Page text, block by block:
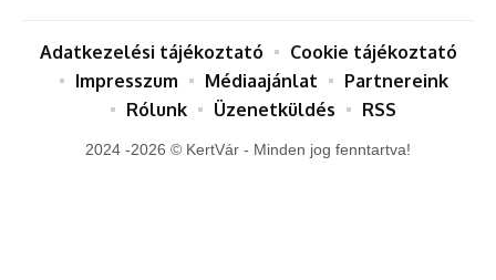
2024 -2026 © KertVár - Minden jog fenntartva!
Adatkezelési tájékoztató
Cookie tájékoztató
Impresszum
Médiaajánlat
Partnereink
Rólunk
Üzenetküldés RSS